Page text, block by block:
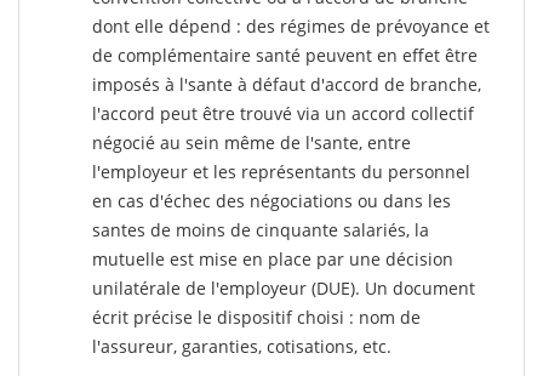
dont elle dépend : des régimes de prévoyance et
de complémentaire santé peuvent en effet être
imposés à l'sante à défaut d'accord de branche,
l'accord peut être trouvé via un accord collectif
négocié au sein même de l'sante, entre
l'employeur et les représentants du personnel
en cas d'échec des négociations ou dans les
santes de moins de cinquante salariés, la
mutuelle est mise en place par une décision
unilatérale de l'employeur (DUE). Un document
écrit précise le dispositif choisi : nom de
l'assureur, garanties, cotisations, etc.